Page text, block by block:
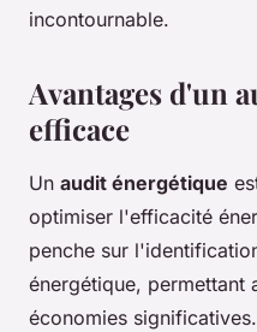
incontournable.
Avantages d'un
efficace
Un audit énergétique
optimiser l'efficacité
penche sur
énergétique, permettant
économies